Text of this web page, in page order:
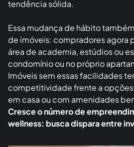
tendência sólida.
Essa mudança de hábito
de imóveis: compradores agora
área de academia, estúdios ou
condomínio ou no próprio
Imóveis sem essas facilidades
competitividade frente a
em casa ou com amenidades
Cresce o número de
wellness: busca dispara entre